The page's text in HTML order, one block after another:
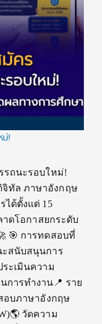
!
รถนะรอบใหม่!
ทัล ภาษาอังกฤษ
ได้ตั้งแต่ 15
าดโอกาสยกระดับ
🎯 การทดสอบที่
ะสนับสนุนการ
ะเมินความ
การทำงาน📍 ราย
อบภาษาอังกฤษ
วัดความ